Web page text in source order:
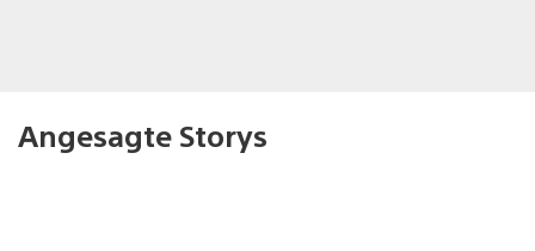
Angesagte Storys